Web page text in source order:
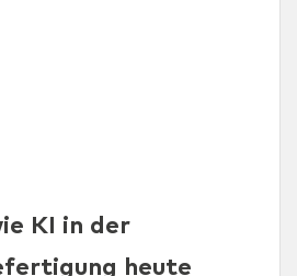
KI in der
heute